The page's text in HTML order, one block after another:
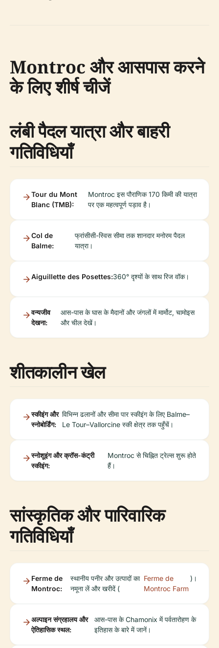
Montroc और आसपास करने
के लिए शीर्ष चीजें
लंबी पैदल यात्रा और बाहरी
गतिविधियाँ
Tour du Mont
Blanc (TMB):
Montroc इस पौराणिक 170 किमी की यात्रा
पर एक महत्वपूर्ण पड़ाव है।
Col de
Balme:
फ्रांसीसी-स्विस सीमा तक शानदार मनोरम पैदल
यात्रा।
Aiguillette des Posettes:360° दृश्यों के साथ रिज वॉक।
वन्यजीव
देखना:
आस-पास के घास के मैदानों और जंगलों में मार्मोट, चामोइस
और चील देखें।
शीतकालीन खेल
स्कीइंग और
स्नोबोर्डिंग:
विभिन्न ढलानों और सीमा पार स्कीइंग के लिए Balme–
Le Tour–Vallorcine स्की क्षेत्र तक पहुँचें।
स्नोशूइंग और क्रॉस-कंट्री
स्कीइंग:
Montroc से चिह्नित ट्रेल्स शुरू होते
हैं।
सांस्कृतिक और पारिवारिक
गतिविधियाँ
Ferme de
Montroc:
स्थानीय पनीर और उत्पादों का
नमूना लें और खरीदें (
Ferme de
Montroc Farm
)।
अल्पाइन संग्रहालय और
ऐतिहासिक स्थल:
आस-पास के Chamonix में पर्वतारोहण के
इतिहास के बारे में जानें।